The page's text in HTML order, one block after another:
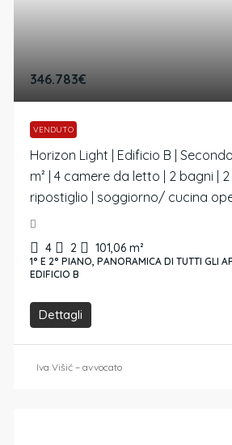
346.783€
VENDUTO
Horizon Light | Edificio B |
m² | 4 camere da letto | 2 bagni | 2
ripostiglio | soggiorno/ cucina
4 2 101,06 m²
1° E 2° PIANO, PANORAMICA DI TUTTI GLI
EDIFICIO B
Dettagli
Iva Višić – avvocato